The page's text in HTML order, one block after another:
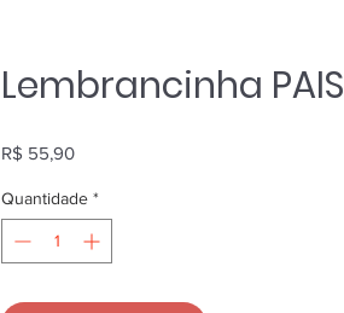
Lembrancinha PAIS
R$ 55,90Preço
Quantidade *